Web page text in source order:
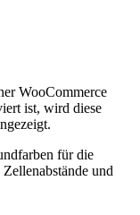
WooCommerce
ist, wird diese
für die
und